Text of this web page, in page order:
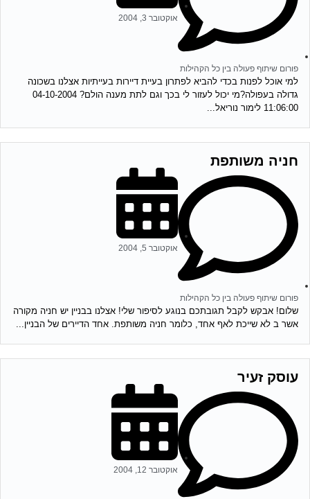
פורום שיתוף פעולה בין כל הקהילות
אוקטובר 3, 2004
למי אוכל לפנות בכדי להביא לפתרון בעיית דיירות בעייתיות אצלנו בשכונה
גדולה בעפולה?מי יכול לעזור לי בכך וגם לתת מענה הולם? 04-10-2004
11:06:00 לימור נוריאל...
חניה משותפת
פורום שיתוף פעולה בין כל הקהילות
אוקטובר 5, 2004
שלום! אבקש לקבל תגובתכם בנוגע לסיפור שלי! אצלנו בבניין יש חניה מקורה
אשר ב לא שייכת לאף אחד, כלומר חניה משותפת. אחד הדיירים של הבניין...
עוסק זעיר
אוקטובר 12, 2004